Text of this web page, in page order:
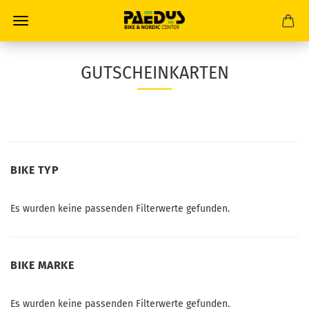
GUTSCHEINKARTEN
BIKE
BIKE TYP
Es wurden keine passenden Filterwerte gefunden.
BIKE
BIKE MARKE
Es wurden keine passenden Filterwerte gefunden.